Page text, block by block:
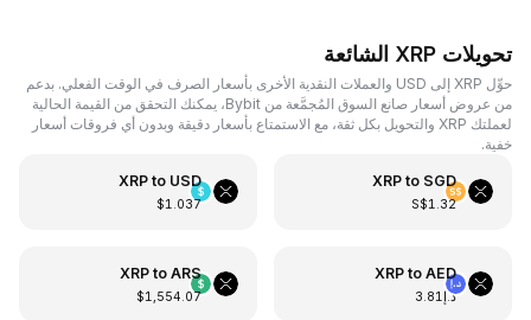
تحويلات XRP الشائعة
حوِّل XRP إلى USD والعملات النقدية الأخرى بأسعار الصرف في الوقت الفعلي. بدعم
من عروض أسعار صانع السوق المُجمَّعة من Bybit، يمكنك التحقق من القيمة الحالية
لعملتك XRP والتحويل بكل ثقة، مع الاستمتاع بأسعار دقيقة وبدون أي فروقات أسعار
خفية.
XRP to SGD
S$1.32
XRP to USD
$1.037
XRP toAED
د.إ3.81
XRP toARS
$1,554.07